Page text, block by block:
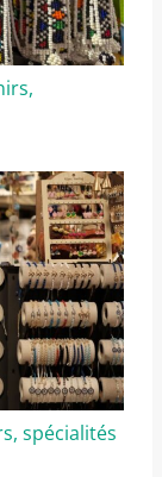
spécialités